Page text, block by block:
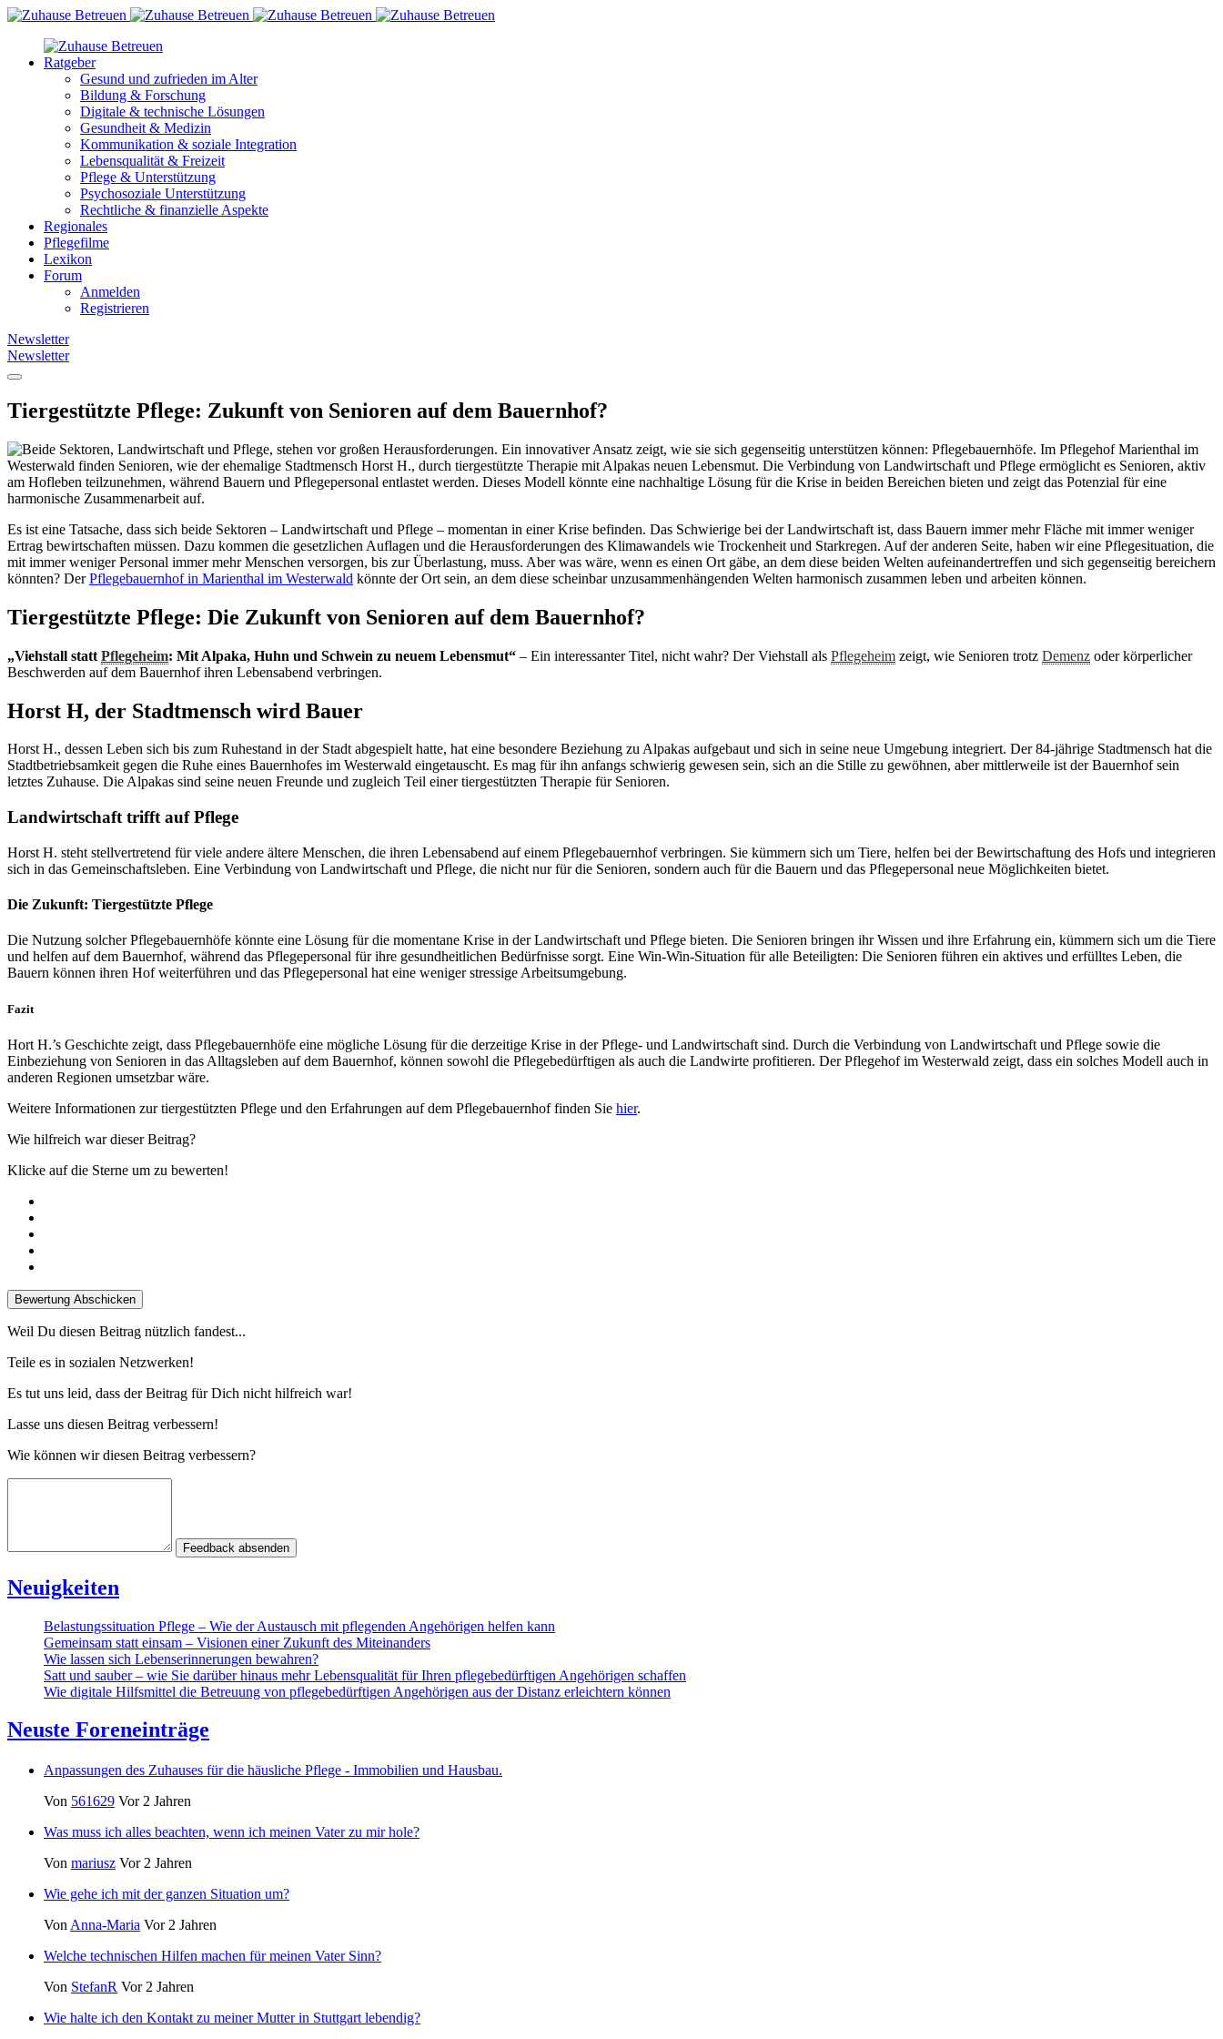
Ratgeber
Gesund und zufrieden im Alter
Bildung & Forschung
Digitale & technische Lösungen
Gesundheit & Medizin
Kommunikation & soziale Integration
Lebensqualität & Freizeit
Pflege & Unterstützung
Psychosoziale Unterstützung
Rechtliche & finanzielle Aspekte
Regionales
Pflegefilme
Lexikon
Forum
Anmelden
Registrieren
Newsletter
Newsletter
Tiergestützte Pflege: Zukunft von Senioren auf dem Bauernhof?
Es ist eine Tatsache, dass sich beide Sektoren – Landwirtschaft und Pflege – momentan in einer Krise befinden. Das Schwierige bei der Landwirtschaft ist, dass Bauern immer mehr Fläche mit immer weniger
Ertrag bewirtschaften müssen. Dazu kommen die gesetzlichen Auflagen und die Herausforderungen des Klimawandels wie Trockenheit und Starkregen. Auf der anderen Seite, haben wir eine Pflegesituation, die
mit immer weniger Personal immer mehr Menschen versorgen, bis zur Überlastung, muss. Aber was wäre, wenn es einen Ort gäbe, an dem diese beiden Welten aufeinandertreffen und sich gegenseitig bereichern
könnten? DerPflegebauernhof in Marienthal im Westerwald könnte der Ort sein, an dem diese scheinbar unzusammenhängenden Welten harmonisch zusammen leben und arbeiten können.
Tiergestützte Pflege: Die Zukunft von Senioren auf dem Bauernhof?
„Viehstall statt Pflegeheim: Mit Alpaka, Huhn und Schwein zu neuem Lebensmut“ – Ein interessanter Titel, nicht wahr? Der Viehstall als Pflegeheim zeigt, wie Senioren trotz Demenz oder körperlicher
Beschwerden auf dem Bauernhof ihren Lebensabend verbringen.
Horst H, der Stadtmensch wird Bauer
Horst H., dessen Leben sich bis zum Ruhestand in der Stadt abgespielt hatte, hat eine besondere Beziehung zu Alpakas aufgebaut und sich in seine neue Umgebung integriert. Der 84-jährige Stadtmensch hat die
Stadtbetriebsamkeit gegen die Ruhe eines Bauernhofes im Westerwald eingetauscht. Es mag für ihn anfangs schwierig gewesen sein, sich an die Stille zu gewöhnen, aber mittlerweile ist der Bauernhof sein
letztes Zuhause. Die Alpakas sind seine neuen Freunde und zugleich Teil einer tiergestützten Therapie für Senioren.
Landwirtschaft trifft auf Pflege
Horst H. steht stellvertretend für viele andere ältere Menschen, die ihren Lebensabend auf einem Pflegebauernhof verbringen. Sie kümmern sich um Tiere, helfen bei der Bewirtschaftung des Hofs und integrieren
sich in das Gemeinschaftsleben. Eine Verbindung von Landwirtschaft und Pflege, die nicht nur für die Senioren, sondern auch für die Bauern und das Pflegepersonal neue Möglichkeiten bietet.
Die Zukunft: Tiergestützte Pflege
Die Nutzung solcher Pflegebauernhöfe könnte eine Lösung für die momentane Krise in der Landwirtschaft und Pflege bieten. Die Senioren bringen ihr Wissen und ihre Erfahrung ein, kümmern sich um die Tiere
und helfen auf dem Bauernhof, während das Pflegepersonal für ihre gesundheitlichen Bedürfnisse sorgt. Eine Win-Win-Situation für alle Beteiligten: Die Senioren führen ein aktives und erfülltes Leben, die
Bauern können ihren Hof weiterführen und das Pflegepersonal hat eine weniger stressige Arbeitsumgebung.
Fazit
Hort H.’s Geschichte zeigt, dass Pflegebauernhöfe eine mögliche Lösung für die derzeitige Krise in der Pflege- und Landwirtschaft sind. Durch die Verbindung von Landwirtschaft und Pflege sowie die
Einbeziehung von Senioren in das Alltagsleben auf dem Bauernhof, können sowohl die Pflegebedürftigen als auch die Landwirte profitieren. Der Pflegehof im Westerwald zeigt, dass ein solches Modell auch in
anderen Regionen umsetzbar wäre.
Weitere Informationen zur tiergestützten Pflege und den Erfahrungen auf dem Pflegebauernhof finden Sie hier.
Wie hilfreich war dieser Beitrag?
Klicke auf die Sterne um zu bewerten!
Bewertung Abschicken
Weil Du diesen Beitrag nützlich fandest...
Teile es in sozialen Netzwerken!
Es tut uns leid, dass der Beitrag für Dich nicht hilfreich war!
Lasse uns diesen Beitrag verbessern!
Wie können wir diesen Beitrag verbessern?
Feedback absenden
Neuigkeiten
Belastungssituation Pflege – Wie der Austausch mit pflegenden Angehörigen helfen kann
Gemeinsam statt einsam – Visionen einer Zukunft des Miteinanders
Wie lassen sich Lebenserinnerungen bewahren?
Satt und sauber – wie Sie darüber hinaus mehr Lebensqualität für Ihren pflegebedürftigen Angehörigen schaffen
Wie digitale Hilfsmittel die Betreuung von pflegebedürftigen Angehörigen aus der Distanz erleichtern können
Neuste Foreneinträge
Anpassungen des Zuhauses für die häusliche Pflege - Immobilien und Hausbau.
Von 561629 Vor 2 Jahren
Was muss ich alles beachten, wenn ich meinen Vater zu mir hole?
Von mariusz Vor 2 Jahren
Wie gehe ich mit der ganzen Situation um?
Von Anna-Maria Vor 2 Jahren
Welche technischen Hilfen machen für meinen Vater Sinn?
Von StefanR Vor 2 Jahren
Wie halte ich den Kontakt zu meiner Mutter in Stuttgart lebendig?